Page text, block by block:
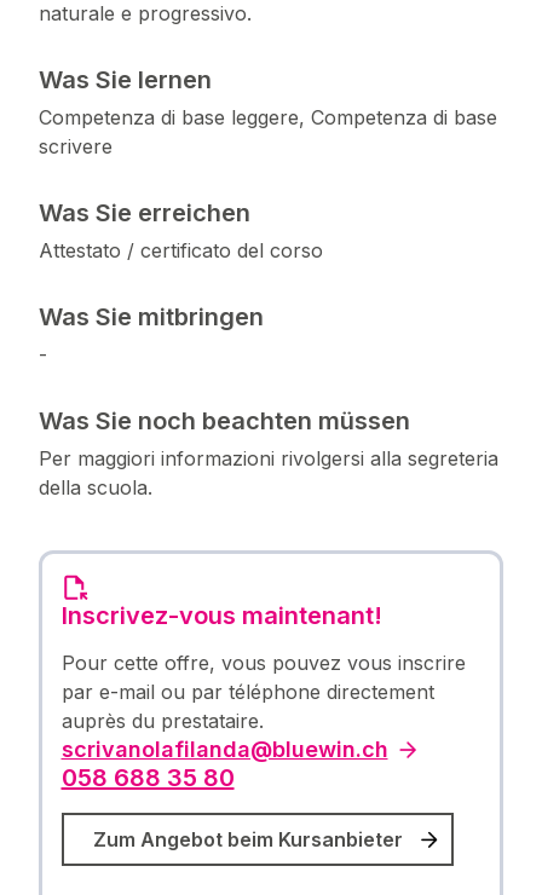
naturale e progressivo.
Was Sie lernen
Competenza di base leggere, Competenza di base
scrivere
Was Sie erreichen
Attestato / certificato del corso
Was Sie mitbringen
-
Was Sie noch beachten müssen
Per maggiori informazioni rivolgersi alla segreteria
della scuola.
Inscrivez-vous maintenant!
Pour cette offre, vous pouvez vous inscrire
par e-mail ou par téléphone directement
auprès du prestataire.
scrivanolafilanda@bluewin.ch
058 688 35 80
Zum Angebot beim Kursanbieter